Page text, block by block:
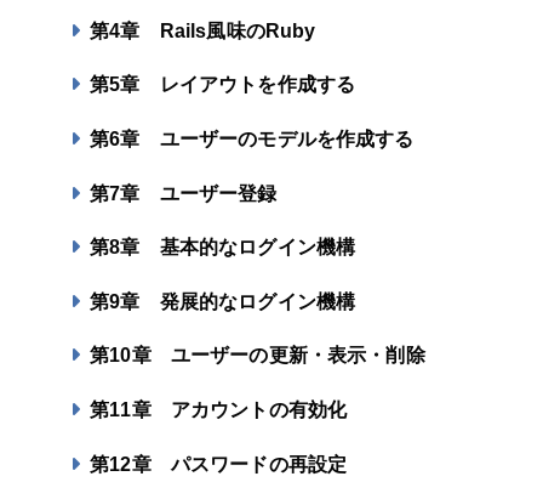
第4章 Rails風味のRuby
第5章 レイアウトを作成する
第6章 ユーザーのモデルを作成する
第7章 ユーザー登録
第8章 基本的なログイン機構
第9章 発展的なログイン機構
第10章 ユーザーの更新・表示・削除
第11章 アカウントの有効化
第12章 パスワードの再設定